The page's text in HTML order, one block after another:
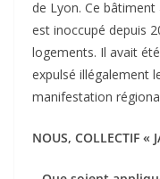
de Lyon. Ce
est inoccupé depuis
logements. Il avait
expulsé illégalement
manifestation
NOUS, COLLECTIF «